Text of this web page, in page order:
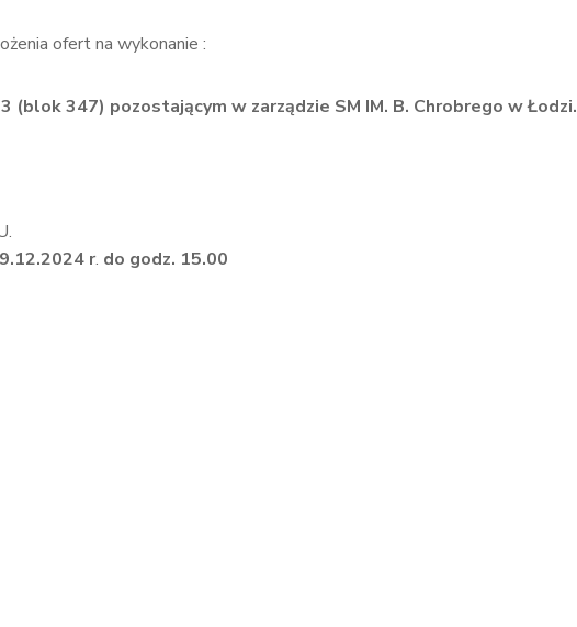
ofert na wykonanie :
(blok 347) pozostającym w zarządzie SM IM. B. Chrobrego w Łodzi.
r. do godz. 15.00